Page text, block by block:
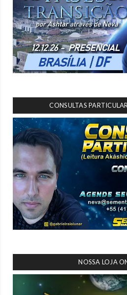
CONSULTAS
NOSSA LOJA